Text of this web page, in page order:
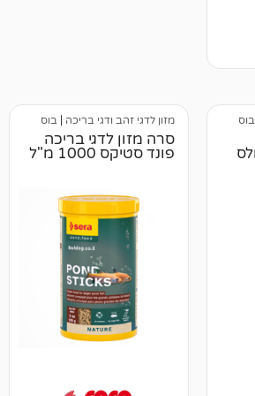
לדגי זהב ודגי בריכה|בוס
מזון לדגי בריכה
1000 מ"ל